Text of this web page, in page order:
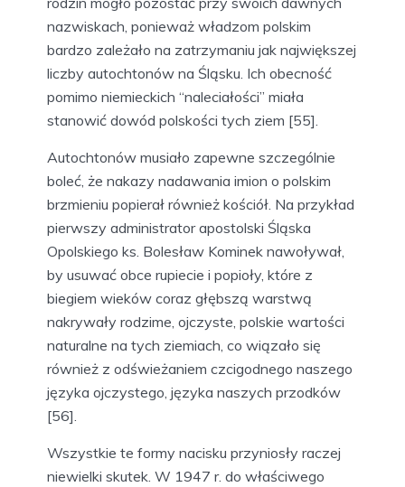
nazwiskach, ponieważ władzom polskim
bardzo zależało na zatrzymaniu jak największej
liczby autochtonów na Śląsku. Ich obecność
pomimo niemieckich “naleciałości” miała
stanowić dowód polskości tych ziem [55].
Autochtonów musiało zapewne szczególnie
boleć, że nakazy nadawania imion o polskim
brzmieniu popierał również kościół. Na przykład
pierwszy administrator apostolski Śląska
Opolskiego ks. Bolesław Kominek nawoływał,
by usuwać obce rupiecie i popioły, które z
biegiem wieków coraz głębszą warstwą
nakrywały rodzime, ojczyste, polskie wartości
naturalne na tych ziemiach, co wiązało się
również z odświeżaniem czcigodnego naszego
języka ojczystego, języka naszych przodków
[56].
Wszystkie te formy nacisku przyniosły raczej
niewielki skutek. W 1947 r. do właściwego